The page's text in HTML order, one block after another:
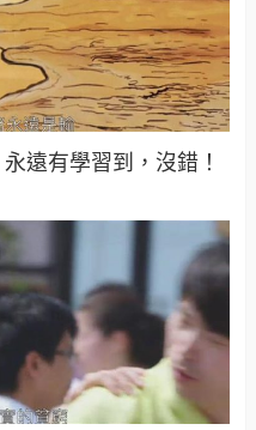
遠有學習到，沒錯！